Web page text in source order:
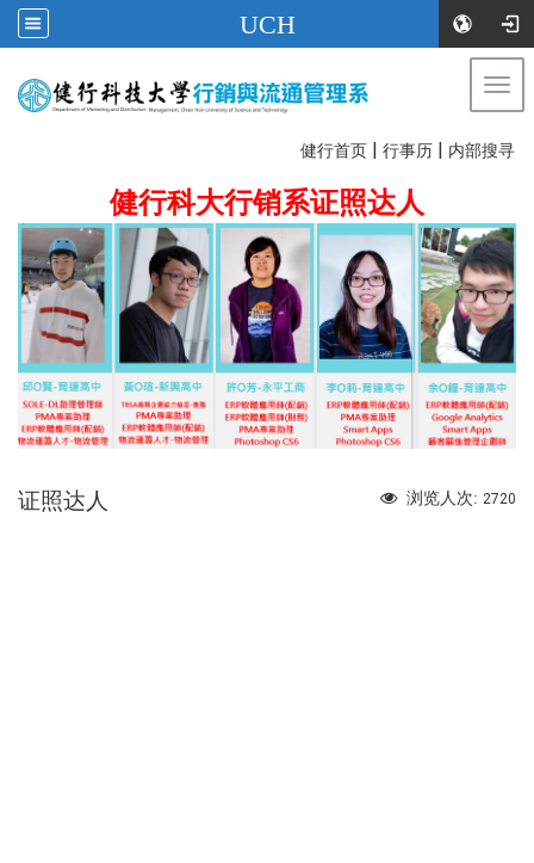
UCH
健行首页 | 行事历 | 内部搜寻
健行科大行销系证照达人
浏览人次: 2720
证照达人